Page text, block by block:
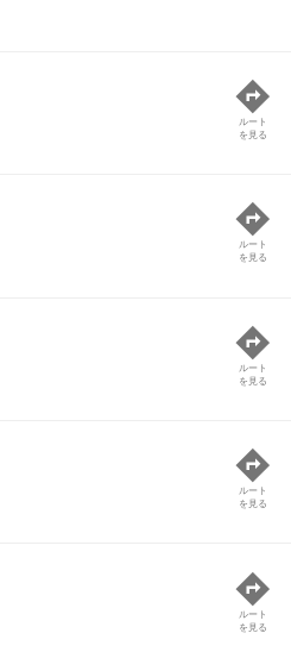
ルート
を見る
ルート
を見る
ルート
を見る
ルート
を見る
ルート
を見る